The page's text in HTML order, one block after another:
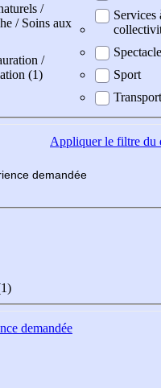
/
/ Soins aux
/
(1)
Services
Spectacle
Sport
Appliquerle filtre du
demandée
demandée